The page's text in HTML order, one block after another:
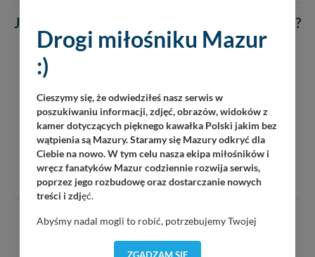
Jak się czujesz po przeczytaniu tego artykułu ?
Głosów: 5
KOMENTARZE (1)
DODAJ KOMENTARZ
Drogi miłośniku Mazur
:)
Cieszymy się, że odwiedziłeś nasz serwis w
poszukiwaniu informacji, zdjęć, obrazów, widoków z
kamer dotyczących pięknego kawałka Polski jakim bez
wątpienia są Mazury. Staramy się Mazury odkryć dla
Ciebie na nowo. W tym celu nasza ekipa miłośników i
wręcz fanatyków Mazur codziennie rozwija serwis,
poprzez jego rozbudowę oraz dostarczanie nowych
treści i zdjęć.
Abyśmy nadal mogli to robić, potrzebujemy Twojej
dostosować do Twoich preferencji. Twoje dane (w tym
ZGADZAM SIĘ